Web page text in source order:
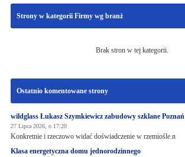
Strony w kategorii Firmy wg branż
Brak stron w tej kategorii.
Ostatnio komentowane strony
wildglass Łukasz Szymkiewicz zabudowy szklane Poznań
27 Lipca 2026, o 17:20
Konkretnie i rzeczowo widać doświadczenie w rzemiośle.n
Klasa energetyczna domu jednorodzinnego